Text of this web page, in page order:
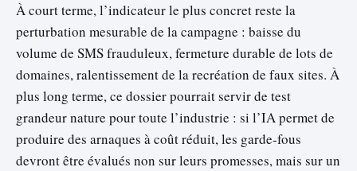
À court terme, l’indicateur le plus concret reste la
perturbation mesurable de la campagne : baisse du
volume de SMS frauduleux, fermeture durable de lots de
domaines, ralentissement de la recréation de faux sites. À
plus long terme, ce dossier pourrait servir de test
grandeur nature pour toute l’industrie : si l’IA permet de
produire des arnaques à coût réduit, les garde-fous
devront être évalués non sur leurs promesses, mais sur un